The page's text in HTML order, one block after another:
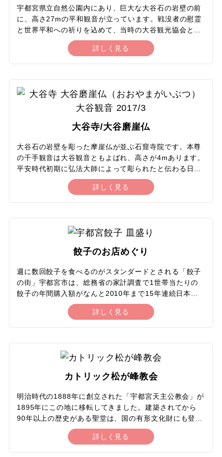
おくのがおすすめです。
宇都宮県立自然公園内にあり、巨大な大谷石の岩壁の前
に、高さ27mの平和観音が立っています。戦没者の慰霊
と世界平和への祈りを込めて、当時の大谷観光協会と地
元の有志が制作。昭和23年から6年をかけてすべて手彫
りで岸壁から彫り上げられ、昭和31年に開眼供養が行わ
れました。階段で展望台に登ることができ、大谷の町を
せはほかでは味わえない独特の風景です。大谷公園と平
和観音は特撮番組のロケ地にもたびたび取り上げられて
せてめぐりたいスポットです。
詳しく見る
大谷寺/大谷磨崖仏
大谷石の岩壁を彫った摩崖仏が並ぶ石窟寺院です。本尊
の千手観音は大谷観音ともよばれ、高さが4mあります。
平安時代初期に弘法大師によって彫られたと伝わる日本
最古の摩崖仏です。その周囲には釈迦三尊・薬師三尊・
阿弥陀三尊が彫られ、本尊とあわせて10体の摩崖仏はす
べて国の特別史跡であり重要文化財です。摩崖仏がある
学できます。大昔からこの場所が人々にとって特別な場
所だったことが感じられます。
詳しく見る
餃子のお店めぐり
週に数回餃子を食べるのがスタンダードとされる「餃子
の街」宇都宮市は、総務省の家計調査で1世帯当たりの
餃子の年間購入額がなんと2010年まで15年連続日本
一。市や経済団体が推進する宇都宮ブランドの柱にもな
っており、駅前には餃子像が建つなど、行政も市民も一
体となって餃子の街を盛り立てています。宇都宮の餃子
味を楽しむことができます。街の至る所に餃子を提供す
る店があるので、お気に入りの味を探すのも楽しみのひ
とつ。市内の餃子店約90店舗が加盟している宇都宮餃子
会が出店する旗艦店「来らっせ」では人気店の餃子を一
度に楽しむこともできます。
詳しく見る
カトリック松が峰教会
明治時代の1888年に創立された「宇都宮天主公教会」が
1895年にこの地に移転してきました。建築されてから
90年以上の歴史がある聖堂は、国の有形文化財にも登録
されており、建材に宇都宮の特産である大谷石がふんだ
んに使われています。ロマネスク様式を基調とした建築
で、正面に2つの塔がある日本ではめずらしい教会で
詳しく見る